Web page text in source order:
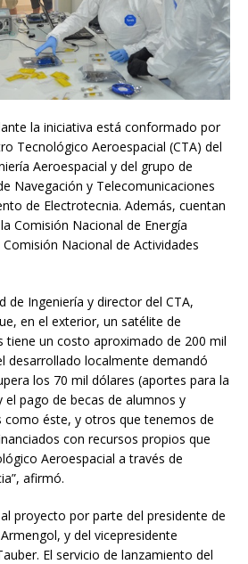
la iniciativa está conformado por
Tecnológico Aeroespacial (CTA) del
Aeroespacial y del grupo de
Navegación y Telecomunicaciones
de Electrotecnia. Además, cuentan
Comisión Nacional de Energía
Nacional de Actividades
de Ingeniería y director del CTA,
en el exterior, un satélite de
tiene un costo aproximado de 200 mil
desarrollado localmente demandó
los 70 mil dólares (aportes para la
pago de becas de alumnos y
como éste, y otros que tenemos de
con recursos propios que
Aeroespacial a través de
afirmó.
proyecto por parte del presidente de
y del vicepresidente
El servicio de lanzamiento del